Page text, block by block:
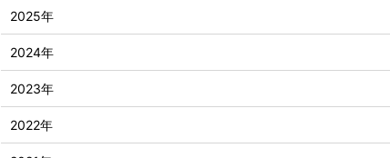
2025年
2024年
2023年
2022年